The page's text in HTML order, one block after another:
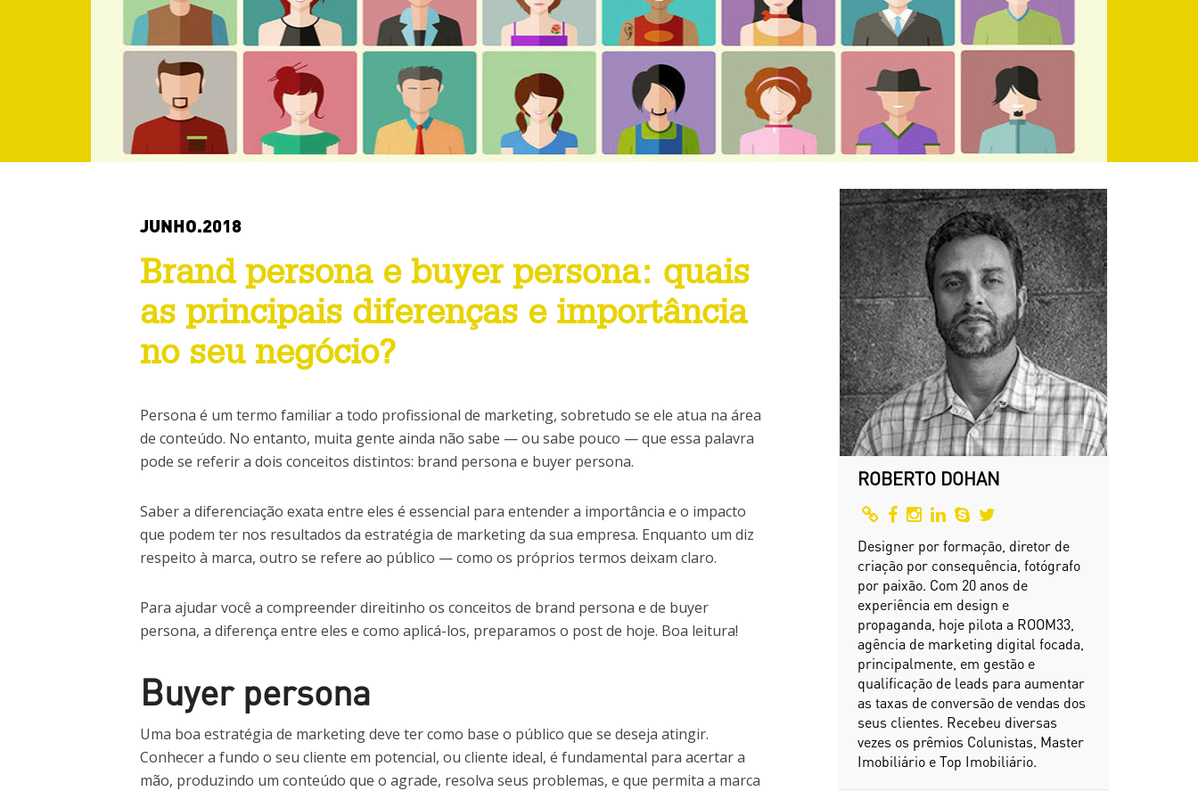
JUNHO.2018
Brand persona e buyer persona: quais
as principais diferenças e importância
no seu negócio?
Persona é um termo familiar a todo profissional de marketing, sobretudo se ele atua na área
de conteúdo. No entanto, muita gente ainda não sabe — ou sabe pouco — que essa palavra
pode se referir a dois conceitos distintos: brand persona e buyer persona.
Saber a diferenciação exata entre eles é essencial para entender a importância e o impacto
que podem ter nos resultados da estratégia de marketing da sua empresa. Enquanto um diz
respeito à marca, outro se refere ao público — como os próprios termos deixam claro.
Para ajudar você a compreender direitinho os conceitos de brand persona e de buyer
persona, a diferença entre eles e como aplicá-los, preparamos o post de hoje. Boa leitura!
Buyer persona
Uma boa estratégia de marketing deve ter como base o público que se deseja atingir.
Conhecer a fundo o seu cliente em potencial, ou cliente ideal, é fundamental para acertar a
mão, produzindo um conteúdo que o agrade, resolva seus problemas, e que permita a marca
ROBERTO DOHAN
Designer por formação, diretor de
criação por consequência, fotógrafo
por paixão. Com 20 anos de
experiência em design e
propaganda, hoje pilota a ROOM33,
agência de marketing digital focada,
principalmente, em gestão e
qualificação de leads para aumentar
as taxas de conversão de vendas dos
seus clientes. Recebeu diversas
vezes os prêmios Colunistas, Master
Imobiliário e Top Imobiliário.